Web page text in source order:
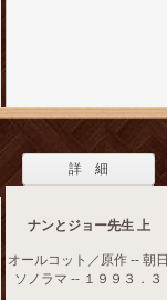
詳 細
ナンとジョー先生 上
オールコット／原作 -- 朝日
ソノラマ -- １９９３．３